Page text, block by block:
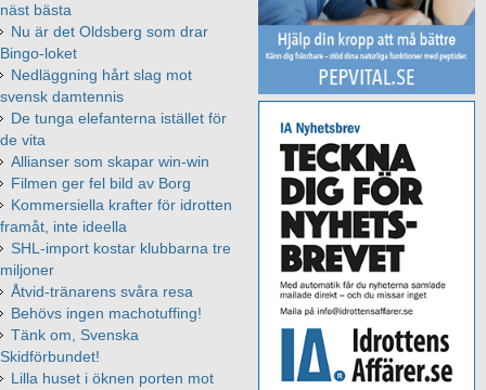
näst bästa
Nu är det Oldsberg som drar
Bingo-loket
Nedläggning hårt slag mot
svensk damtennis
De tunga elefanterna istället för
de vita
Allianser som skapar win-win
Filmen ger fel bild av Borg
Kommersiella krafter för idrotten
framåt, inte ideella
SHL-import kostar klubbarna tre
miljoner
Åtvid-tränarens svåra resa
Behövs ingen machotuffing!
Tänk om, Svenska
Skidförbundet!
Lilla huset i öknen porten mot